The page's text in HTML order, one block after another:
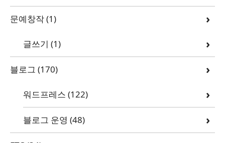
문예창작(1)
글쓰기 (1)
블로그 (170)
워드프레스 (122)
블로그 운영 (48)